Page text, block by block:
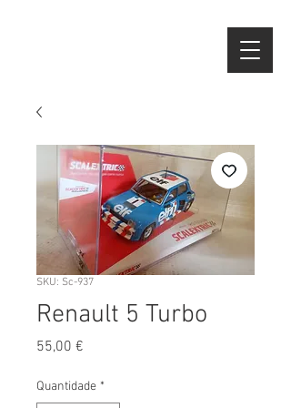
SKU: Sc-937
Renault 5 Turbo
55,00 €
Quantidade *